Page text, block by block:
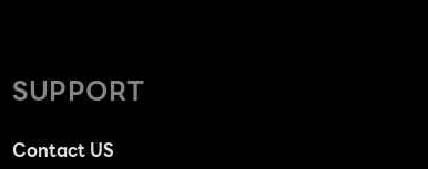
SUPPORT
Contact US